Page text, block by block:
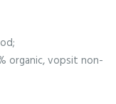
organic, vopsit non-